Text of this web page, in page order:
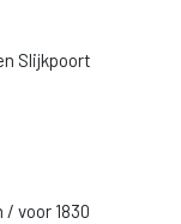
Slijkpoort
voor 1830